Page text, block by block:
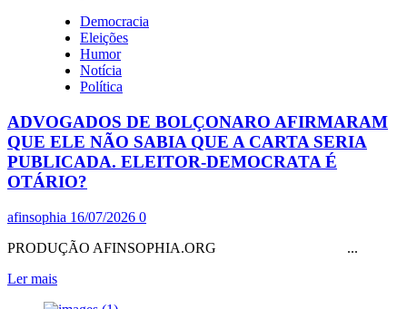
ESPANHA
ENTROU
EM
CAMPO
AO
PEDIR
PARA
MORAES
PERMITIR
LHE
VISITAR,
CONFIRMOU
A
´
DA
FASCISTA
Democracia
Eleições
Humor
Notícia
Política
ADVOGADOS DE BOLÇONARO AFIRMARAM
QUE ELE NÃO SABIA QUE A CARTA SERIA
PUBLICADA. ELEITOR-DEMOCRATA É
OTÁRIO?
afinsophia 16/07/2026 0
PRODUÇÃO AFINSOPHIA.ORG ...
Ler maisLeia